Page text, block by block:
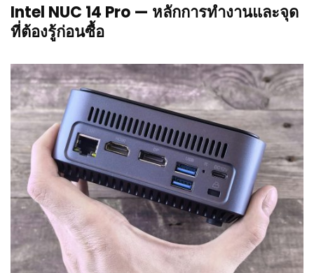
Intel NUC 14 Pro — หลักการทำงานและจุด
ที่ต้องรู้ก่อนซื้อ